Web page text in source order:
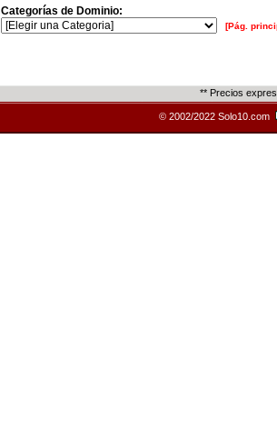
Categorías de Dominio:
[Pág.
** Precios
© 2002/2022 Solo10.com